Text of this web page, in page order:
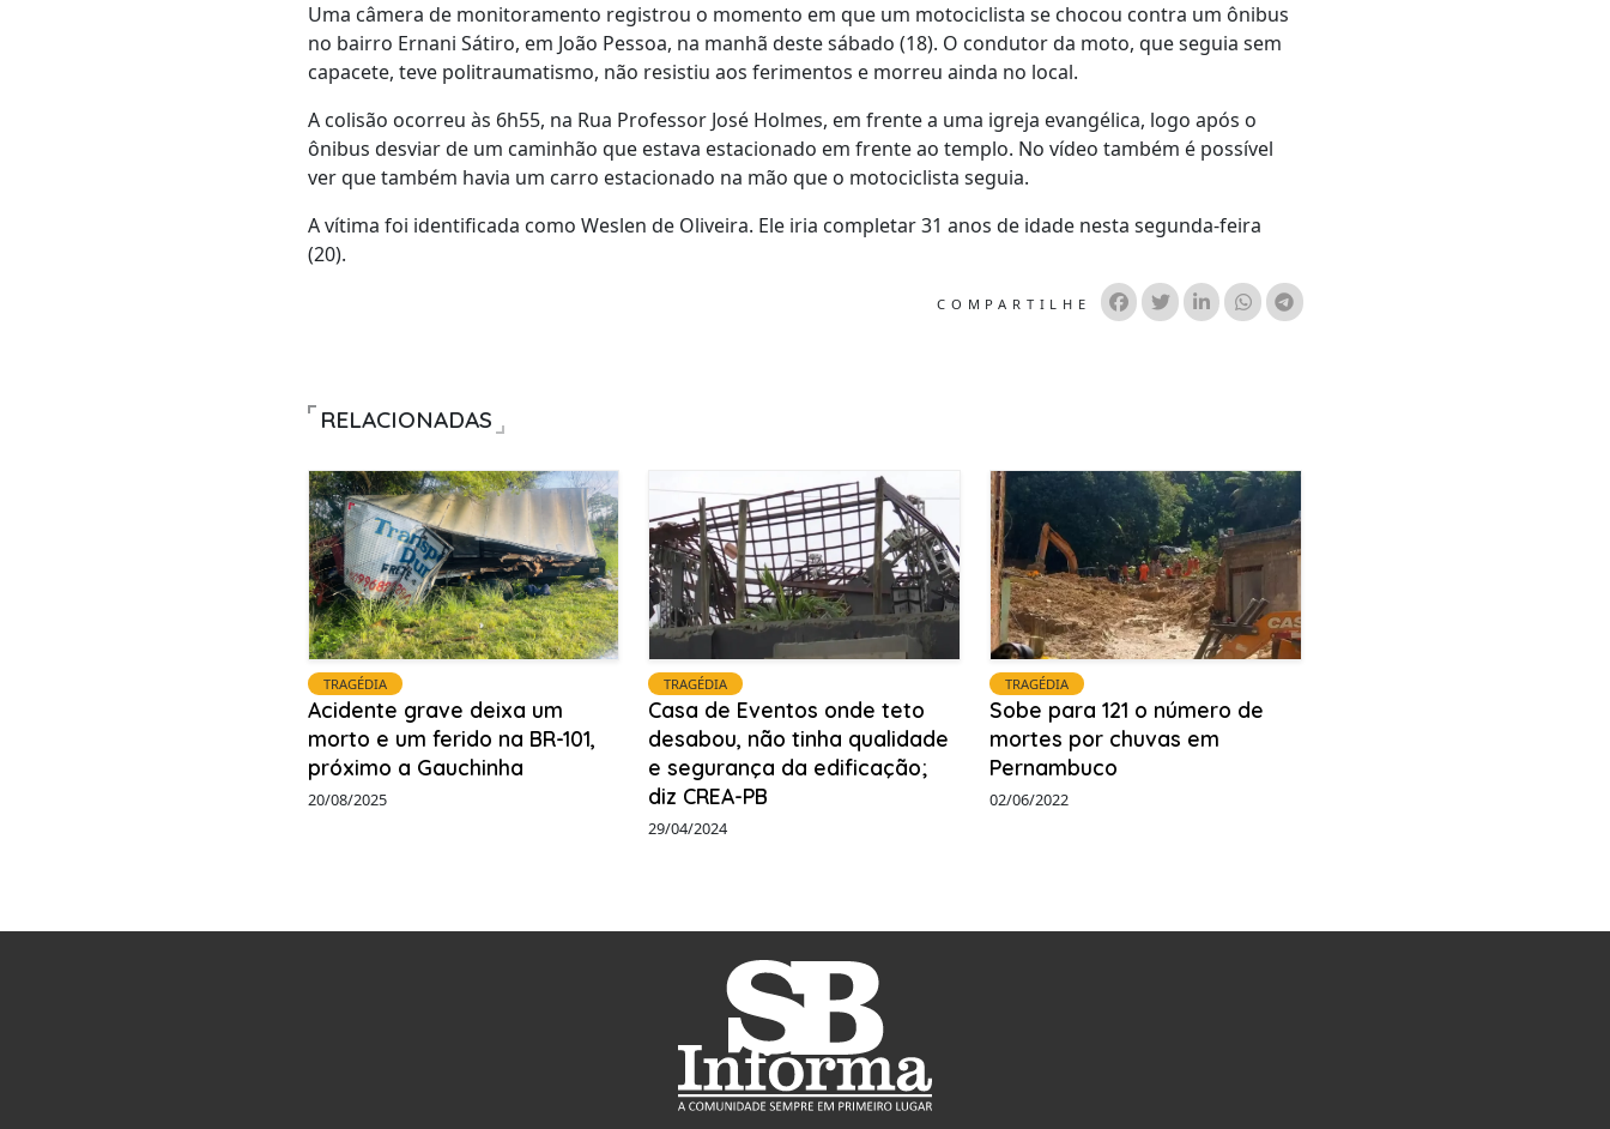
Uma câmera de monitoramento registrou o momento em que um motociclista se chocou contra um ônibus
no bairro Ernani Sátiro, em João Pessoa, na manhã deste sábado (18). O condutor da moto, que seguia sem
capacete, teve politraumatismo, não resistiu aos ferimentos e morreu ainda no local.
A colisão ocorreu às 6h55, na Rua Professor José Holmes, em frente a uma igreja evangélica, logo após o
ônibus desviar de um caminhão que estava estacionado em frente ao templo. No vídeo também é possível
ver que também havia um carro estacionado na mão que o motociclista seguia.
A vítima foi identificada como Weslen de Oliveira. Ele iria completar 31 anos de idade nesta segunda-feira
(20).
COMPARTILHE
RELACIONADAS
TRAGÉDIA
Acidente grave deixa um
morto e um ferido na BR-101,
próximo a Gauchinha
20/08/2025
TRAGÉDIA
Casa de Eventos onde teto
desabou, não tinha qualidade
e segurança da edificação;
diz CREA-PB
29/04/2024
TRAGÉDIA
Sobe para 121 o número de
mortes por chuvas em
Pernambuco
02/06/2022